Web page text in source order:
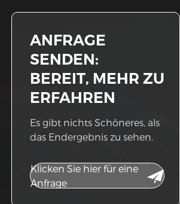
ANFRAGE
SENDEN:
BEREIT, MEHR ZU
ERFAHREN
Es gibt nichts Schöneres, als
das Endergebnis zu sehen.
Klicken Sie hier für eine
Anfrage